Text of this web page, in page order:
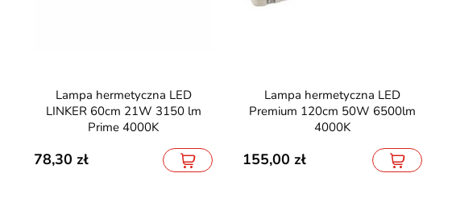
Lampa hermetyczna LED
LINKER 60cm 21W 3150 lm
Prime 4000K
78,30
Lampa hermetyczna LED
Premium 120cm 50W 6500lm
4000K
155,00